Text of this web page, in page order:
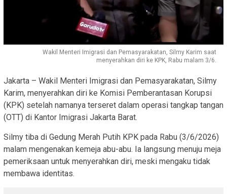
Wakil Menteri Imigrasi dan Pemasyarakatan, Silmy Karim saat
menyerahkan diri ke KPK, Rabu malam 3/6.
Jakarta – Wakil Menteri Imigrasi dan Pemasyarakatan, Silmy
Karim, menyerahkan diri ke Komisi Pemberantasan Korupsi
(KPK) setelah namanya terseret dalam operasi tangkap tangan
(OTT) di Kantor Imigrasi Jakarta Barat.
Silmy tiba di Gedung Merah Putih KPK pada Rabu (3/6/2026)
malam mengenakan kemeja abu-abu. Ia langsung menuju meja
pemeriksaan untuk menyerahkan diri, meski mengaku tidak
membawa identitas.